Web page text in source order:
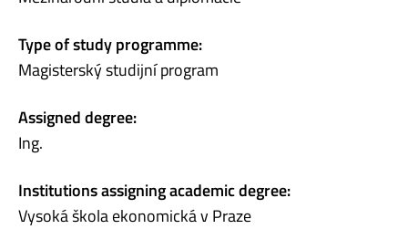
Type of study programme:
Magisterský studijní program
Assigned degree:
Ing.
Institutions assigning academic degree:
Vysoká škola ekonomická v Praze